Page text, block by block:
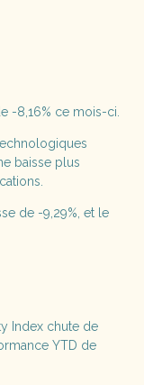
-8,16% ce mois-ci.
baisse plus
de -9,29%, et le
Index chute de
YTD de